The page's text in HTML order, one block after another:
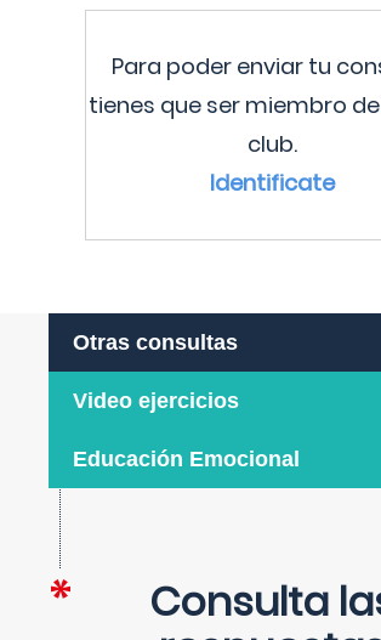
Para poder enviar tu
tienes que ser miembro de
club.
Identificate
Otras consultas
Video ejercicios
Educación Emocional
Consulta